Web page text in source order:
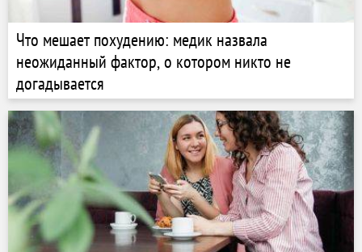
Что мешает похудению: медик назвала
неожиданный фактор, о котором никто не
догадывается